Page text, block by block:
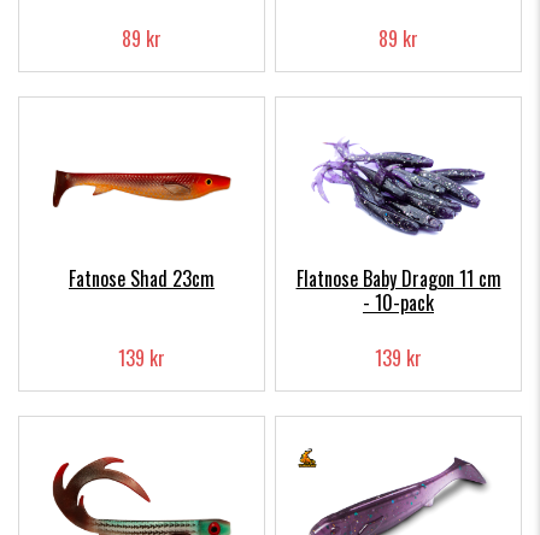
89 kr
89 kr
Fatnose Shad 23cm
139 kr
Flatnose Baby Dragon 11 cm
- 10-pack
139 kr